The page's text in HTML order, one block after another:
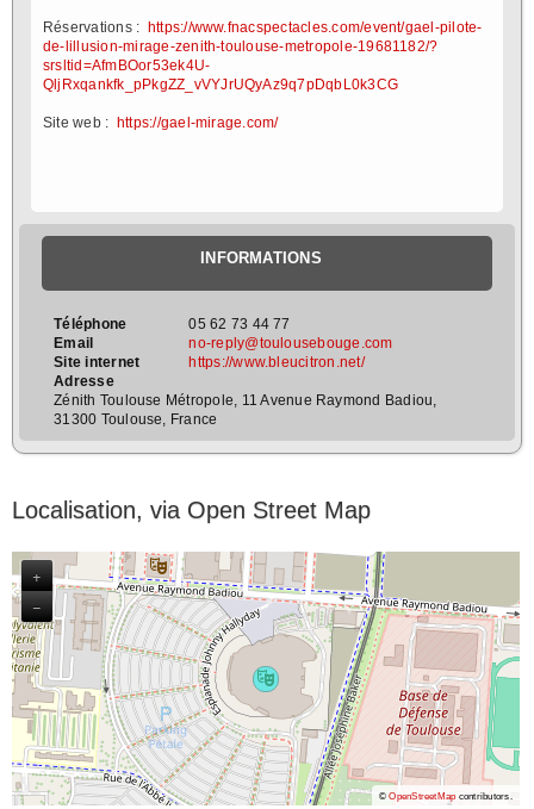
Réservations : https://www.fnacspectacles.com/event/gael-pilote-
de-lillusion-mirage-zenith-toulouse-metropole-19681182/?
srsltid=AfmBOor53ek4U-
QljRxqankfk_pPkgZZ_vVYJrUQyAz9q7pDqbL0k3CG
Site web : https://gael-mirage.com/
INFORMATIONS
Téléphone
05 62 73 44 77
Email
no-reply@toulousebouge.com
Site internet
https://www.bleucitron.net/
Adresse
Zénith Toulouse Métropole, 11 Avenue Raymond Badiou,
31300 Toulouse, France
Localisation, via Open Street Map
+
−
©OpenStreetMap contributors.